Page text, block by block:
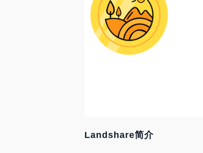
Landshare简介